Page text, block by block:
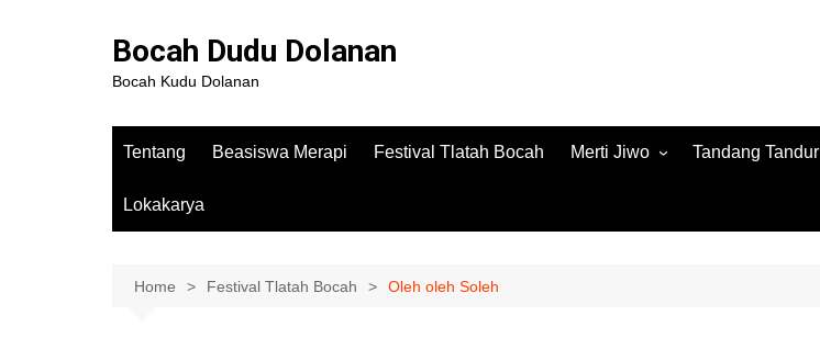
Bocah Dudu Dolanan
Bocah Kudu Dolanan
Tentang Beasiswa Merapi Festival Tlatah Bocah Merti Jiwo
Merti Jiwo 2023
Tandang Tandur
Lokakarya
Home Festival Tlatah Bocah Oleh oleh Soleh